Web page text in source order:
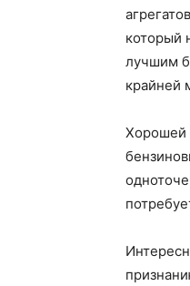
который
лучшим
крайней
Хорошей